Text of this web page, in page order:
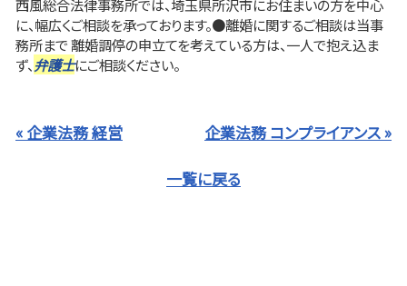
西風総合法律事務所では、埼玉県所沢市にお住まいの方を中心
に、幅広くご相談を承っております。●離婚に関するご相談は当事
務所まで 離婚調停の申立てを考えている方は、一人で抱え込ま
ず、 弁護士にご相談ください。
« 企業法務 経営 企業法務 コンプライアンス »
一覧に戻る